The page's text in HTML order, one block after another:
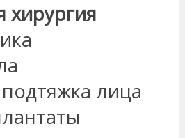
хирургия
лица